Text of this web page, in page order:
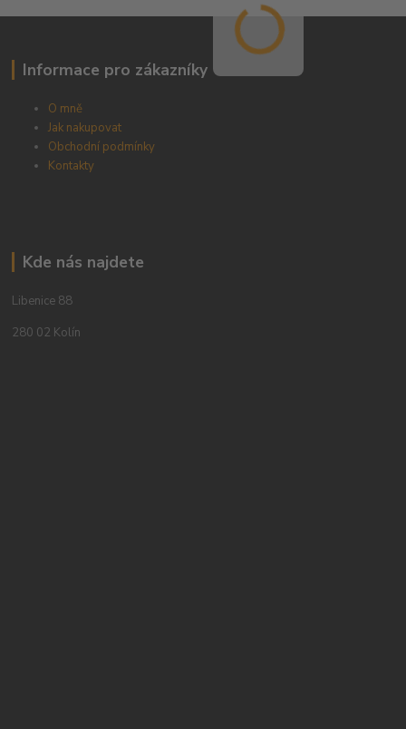
Informace pro zákazníky
O mně
Jak nakupovat
Obchodní podmínky
Kontakty
Kde nás najdete
Libenice 88
280 02 Kolín